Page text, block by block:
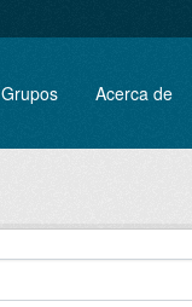
Grupos Acerca de